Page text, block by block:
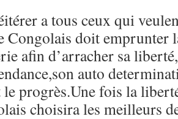
a tous ceux qui
Congolais doit emprunter
afin d’arracher sa
auto
le progrès.Une fois la
choisira les meilleurs